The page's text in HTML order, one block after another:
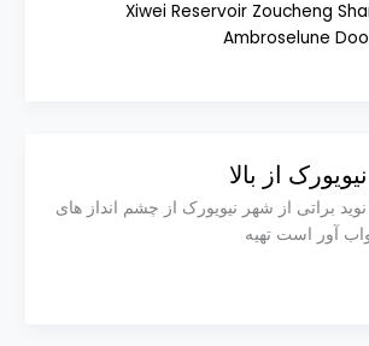
از بالا
براتی از شهر نیویورک از چشم انداز های
آور است تهیه